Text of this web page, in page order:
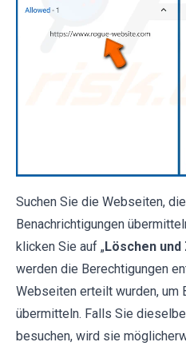
Suchen Sie die Webseiten,
Benachrichtigungen
klicken Sie auf „Löschen
werden die Berechtigungen
Webseiten erteilt wurden, um
übermitteln. Falls Sie
besuchen, wird sie